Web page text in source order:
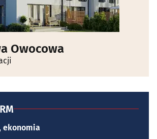
Owocowa
ekonomia